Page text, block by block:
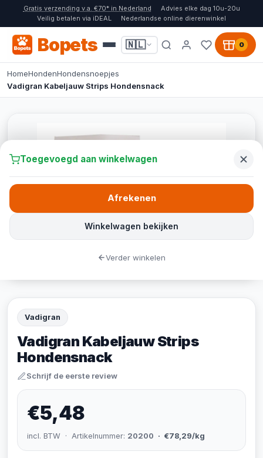
Gratis verzending v.a. €70* in Nederland
Advies elke dag 10u-20u
Veilig betalen via iDEAL
Nederlandse online dierenwinkel
Bopets 🇳🇱 0
HomeHondenHondensnoepjes
Vadigran Kabeljauw Strips Hondensnack
Vadigran
Vadigran Kabeljauw Strips
Hondensnack
Schrijf de eerste review
€5,48
incl. BTW · Artikelnummer: 20200 · €78,29/kg
Toegevoegd aan winkelwagen
Winkelwagen bekijken
Afrekenen
Verder winkelen